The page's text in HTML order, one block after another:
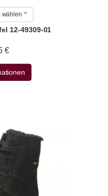
wählen
12-49309-01
€